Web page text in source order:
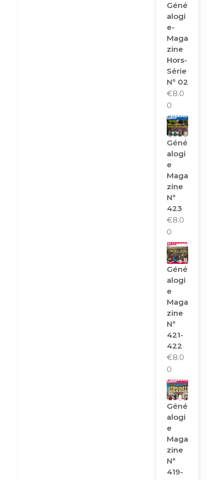
Géné
Alogi
E-
Maga
Zine
Hors-
Série
N° 02
€8.0
0
Géné
Alogi
E
Maga
Zine
N°
423
€8.0
0
Géné
Alogi
E
Maga
Zine
N°
421-
422
€8.0
0
Géné
Alogi
E
Maga
Zine
N°
419-